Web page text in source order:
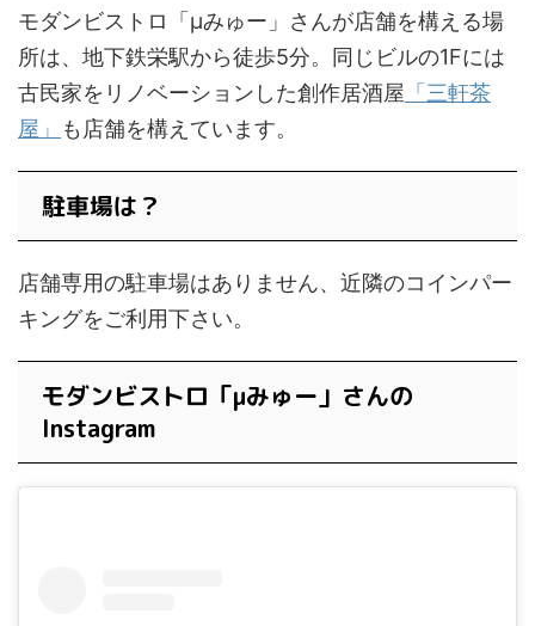
モダンビストロ「μみゅー」さんが店舗を構える場
所は、地下鉄栄駅から徒歩5分。同じビルの1Fには
古民家をリノベーションした創作居酒屋 「三軒茶
屋」
も店舗を構えています。
駐車場は？
店舗専用の駐車場はありません、近隣のコインパー
キングをご利用下さい。
モダンビストロ「μみゅー」さんの
Instagram